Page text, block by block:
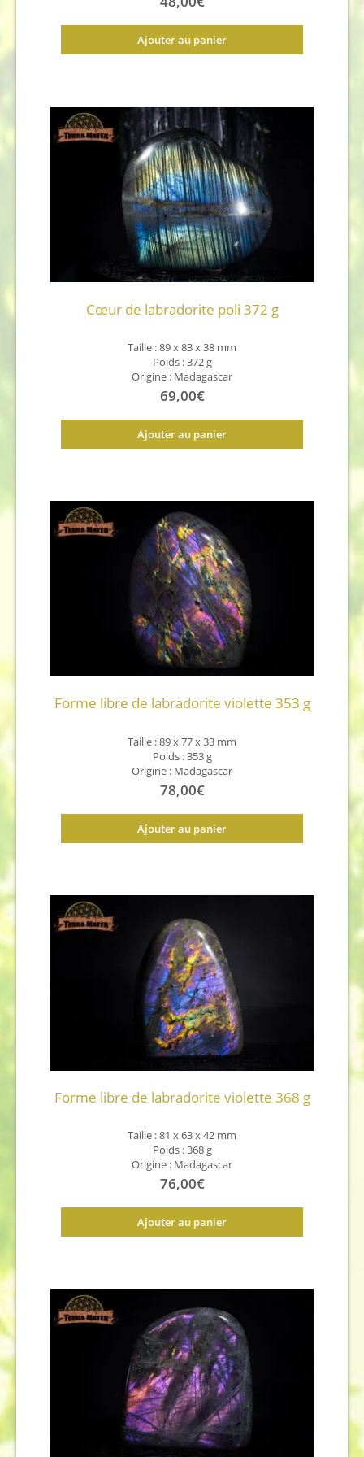
Ajouter au panier
Cœur de labradorite poli 372 g
Taille : 89 x 83 x 38 mm
Poids : 372 g
Origine : Madagascar
69,00€
Ajouter au panier
Forme libre de labradorite violette 353 g
Taille : 89 x 77 x 33 mm
Poids : 353 g
Origine : Madagascar
78,00€
Ajouter au panier
Forme libre de labradorite violette 368 g
Taille : 81 x 63 x 42 mm
Poids : 368 g
Origine : Madagascar
76,00€
Ajouter au panier